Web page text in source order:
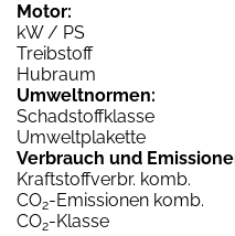
Motor:
kW / PS
Treibstoff
Hubraum
Umweltnormen:
Schadstoffklasse
Umweltplakette
Verbrauch und
Kraftstoffverbr. komb.
CO2-Emissionen komb.
CO2-Klasse